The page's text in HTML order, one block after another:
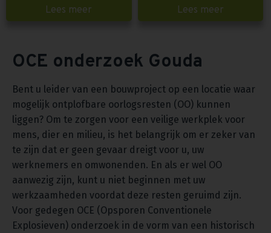
Lees meer Lees meer
OCE onderzoek Gouda
Bent u leider van een bouwproject op een locatie waar
mogelijk ontplofbare oorlogsresten (OO) kunnen
liggen? Om te zorgen voor een veilige werkplek voor
mens, dier en milieu, is het belangrijk om er zeker van
te zijn dat er geen gevaar dreigt voor u, uw
werknemers en omwonenden. En als er wel OO
aanwezig zijn, kunt u niet beginnen met uw
werkzaamheden voordat deze resten geruimd zijn.
Voor gedegen OCE (Opsporen Conventionele
Explosieven) onderzoek in de vorm van een historisch